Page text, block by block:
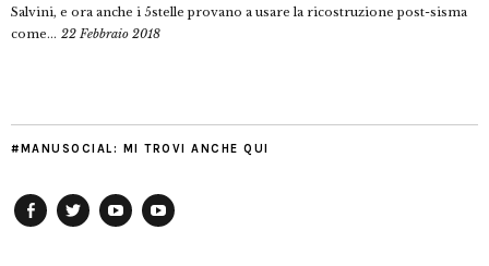
Salvini, e ora anche i 5stelle provano a usare la ricostruzione post-sisma
come... 22 Febbraio 2018
#MANUSOCIAL: MI TROVI ANCHE QUI